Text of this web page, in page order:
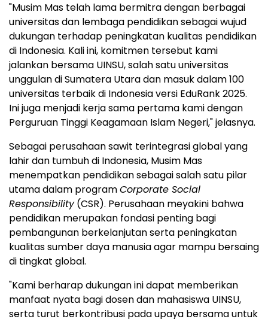
"Musim Mas telah lama bermitra dengan berbagai
universitas dan lembaga pendidikan sebagai wujud
dukungan terhadap peningkatan kualitas pendidikan
di Indonesia. Kali ini, komitmen tersebut kami
jalankan bersama UINSU, salah satu universitas
unggulan di Sumatera Utara dan masuk dalam 100
universitas terbaik di Indonesiaversi EduRank 2025.
Ini juga menjadi kerja sama pertama kami dengan
Perguruan Tinggi Keagamaan Islam Negeri," jelasnya.
Sebagai perusahaan sawit terintegrasi global yang
lahir dan tumbuh di Indonesia, Musim Mas
menempatkan pendidikan sebagai salah satu pilar
utama dalam programCorporate Social
Responsibility(CSR). Perusahaan meyakini bahwa
pendidikan merupakan fondasi penting bagi
pembangunan berkelanjutan serta peningkatan
kualitas sumber daya manusia agar mampu bersaing
di tingkat global.
"Kami berharap dukungan ini dapat memberikan
manfaat nyata bagi dosen dan mahasiswa UINSU,
serta turut berkontribusi pada upaya bersama untuk